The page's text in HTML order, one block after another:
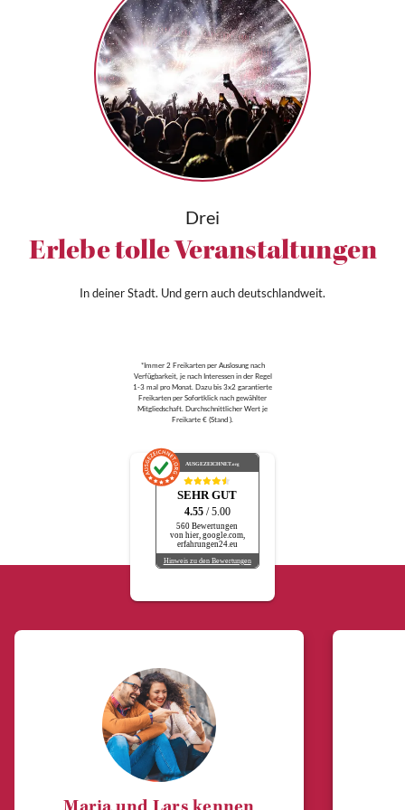
Drei
Erlebe tolle Veranstaltungen
In deiner Stadt. Und gern auch deutschlandweit.
*Immer 2 Freikarten per Auslosung nach
Verfügbarkeit, je nach Interessen in der Regel
1-3 mal pro Monat. Dazu bis 3x2 garantierte
Freikarten per Sofortklick nach gewählter
Mitgliedschaft. Durchschnittlicher Wert je
Freikarte € (Stand ).
AUSGEZEICHNET.org
SEHR GUT
4.55 / 5.00
560 Bewertungen
von hier, google.com,
erfahrungen24.eu
Hinweis zu den Bewertungen